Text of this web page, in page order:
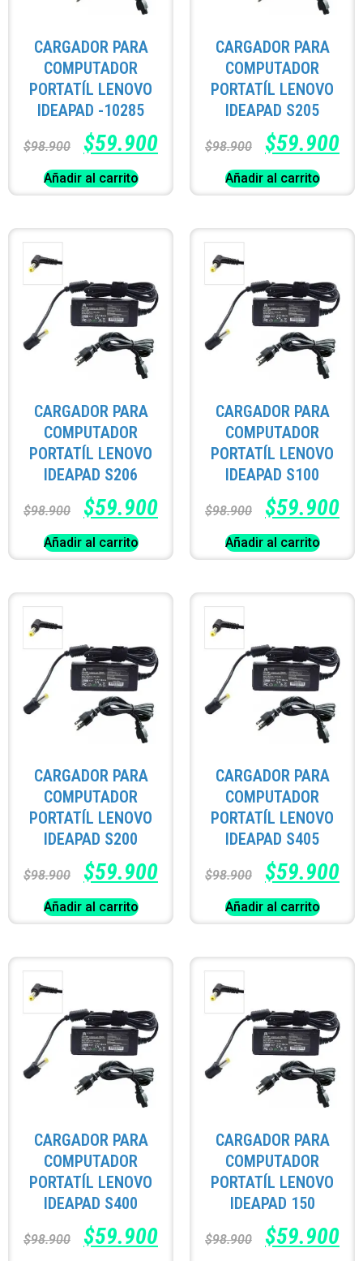
CARGADOR PARA
COMPUTADOR
PORTATÍL LENOVO
IDEAPAD -10285
$98.900 $59.900
Añadir al carrito
CARGADOR PARA
COMPUTADOR
PORTATÍL LENOVO
IDEAPAD S205
$98.900 $59.900
Añadir al carrito
CARGADOR PARA
COMPUTADOR
PORTATÍL LENOVO
IDEAPAD S206
$98.900 $59.900
Añadir al carrito
CARGADOR PARA
COMPUTADOR
PORTATÍL LENOVO
IDEAPAD S100
$98.900 $59.900
Añadir al carrito
CARGADOR PARA
COMPUTADOR
PORTATÍL LENOVO
IDEAPAD S200
$98.900 $59.900
Añadir al carrito
CARGADOR PARA
COMPUTADOR
PORTATÍL LENOVO
IDEAPAD S405
$98.900 $59.900
Añadir al carrito
CARGADOR PARA
COMPUTADOR
PORTATÍL LENOVO
IDEAPAD S400
$98.900 $59.900
CARGADOR PARA
COMPUTADOR
PORTATÍL LENOVO
IDEAPAD 150
$98.900 $59.900